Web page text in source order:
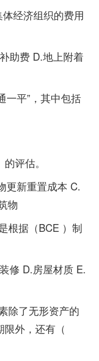
经济组织的费用
助费 D.地上附着
平”，其中包括
评估。
新重置成本 C.
物
据（BCE ）制
修 D.房屋材质 E.
了无形资产的
限外，还有（